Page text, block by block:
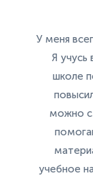
У меня
Я учусь
школе
можно
учебное